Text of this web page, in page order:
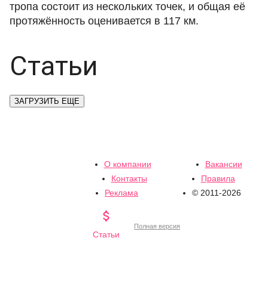
тропа состоит из нескольких точек, и общая её
протяжённость оценивается в 117 км.
Статьи
ЗАГРУЗИТЬ ЕЩЕ
О компании
Вакансии
Контакты
Правила
Реклама
© 2011-2026

Статьи
Полная версия